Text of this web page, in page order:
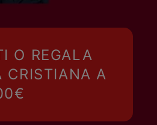
O REGALA
CRISTIANA A